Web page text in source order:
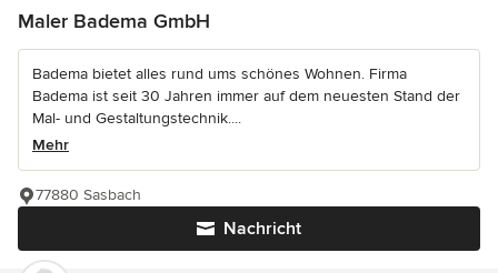
Maler Badema GmbH
Badema bietet alles rund ums schönes Wohnen. Firma
Badema ist seit 30 Jahren immer auf dem neuesten Stand der
Mal- und Gestaltungstechnik....
Mehr
Nachricht
77880 Sasbach